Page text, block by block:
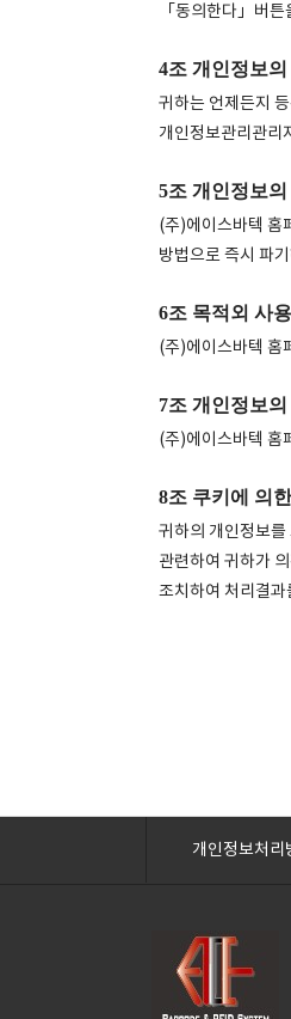
「동의한다」버
4조 개인정보
귀하는 언제든지
개인정보관리관
5조 개인정보
(주)에이스바텍 홈
방법으로 즉시 파
6조 목적외 사
(주)에이스바텍 홈
7조 개인정보
(주)에이스바텍 홈
8조 쿠키에 의
귀하의 개인정보
관련하여 귀하가
조치하여 처리결
개인정보처리